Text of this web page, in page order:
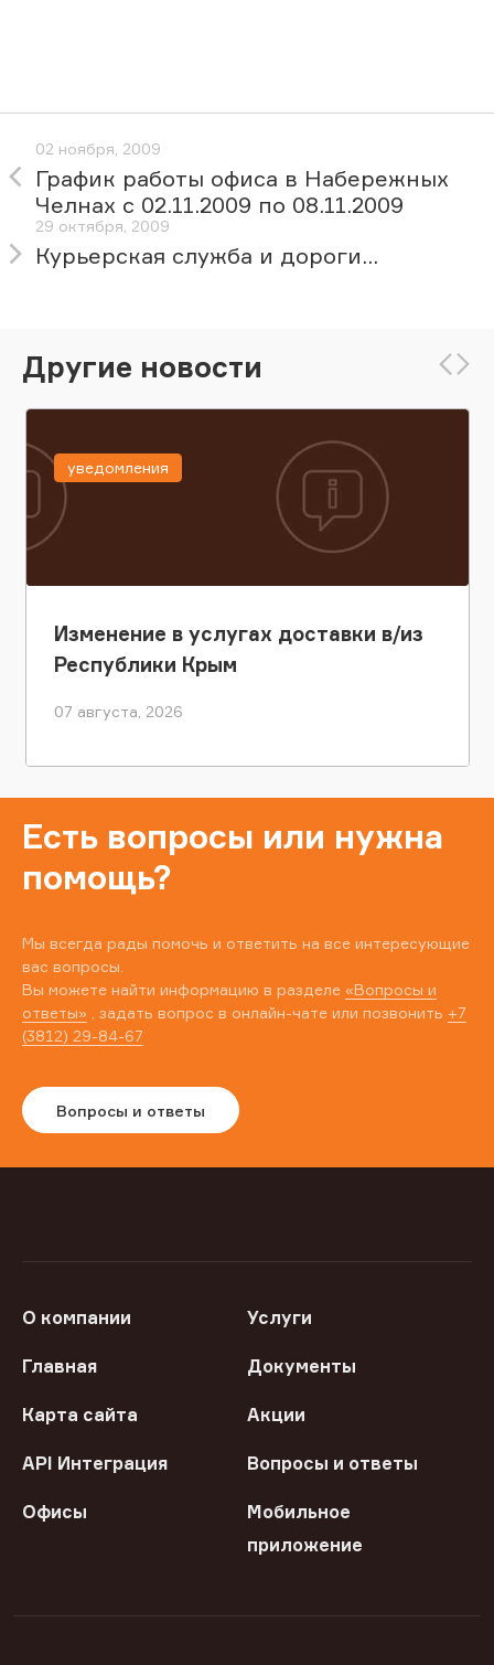
02 ноября, 2009
График работы офиса в Набережных
Челнах с 02.11.2009 по 08.11.2009
29 октября, 2009
Курьерская служба и дороги...
Другие новости
Изменение в услугах доставки в/из
Республики Крым
07 августа, 2026
уведомления
Есть вопросы или нужна
помощь?
Мы всегда рады помочь и ответить на все интересующие
вас вопросы.
Вы можете найти информацию в разделе «Вопросы и
ответы» , задать вопрос в онлайн-чате или позвонить +7
(3812) 29-84-67
Вопросы и ответы
О компании Услуги
Главная Документы
Карта сайта Акции
API Интеграция Вопросы и ответы
Офисы
Мобильное
приложение